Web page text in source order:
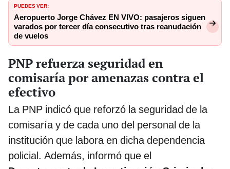
PUEDES VER:
Aeropuerto Jorge Chávez EN VIVO: pasajeros siguen
varados por tercer día consecutivo tras reanudación
de vuelos
PNP refuerza seguridad en
comisaría por amenazas contra el
efectivo
La PNP indicó que reforzó la seguridad de la
comisaría y de cada uno del personal de la
institución que labora en dicha dependencia
policial. Además, informó que el